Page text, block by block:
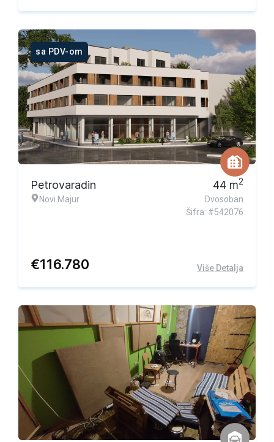
sa PDV-om
Petrovaradin
Novi Majur
44 m2
Dvosoban
Šifra: #542076
€116.780 Više Detalja